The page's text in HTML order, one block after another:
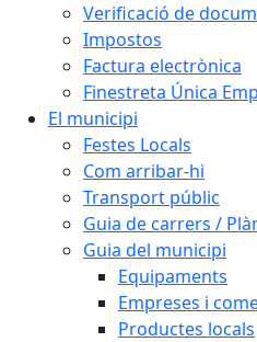
Verificació de
Impostos
Factura electrònica
Finestreta Única
El municipi
Festes Locals
Com arribar-hi
Transport públic
Guia de carrers /
Guia del municipi
Equipaments
Empreses i
Productes locals